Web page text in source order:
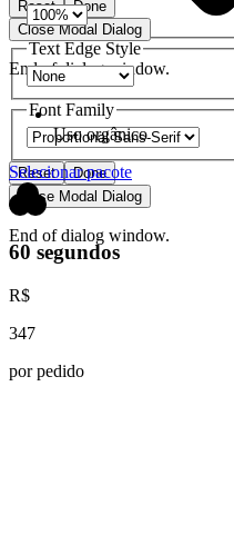
Reset
Done
Close Modal Dialog
End of dialog window.
Text Edge Style
Font Family
Reset
Done
Close Modal Dialog
End of dialog window.
Uso orgânico
Selecionar pacote
60 segundos
R$
347
por pedido